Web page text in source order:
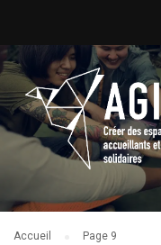
Accueil Page 9